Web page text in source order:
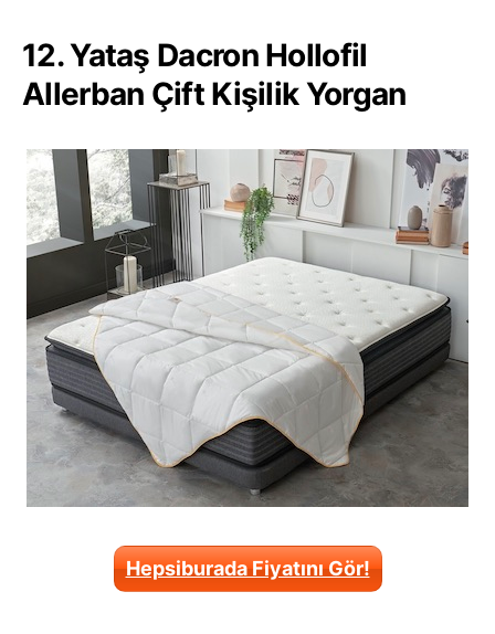
12. Yataş Dacron Hollofil
Allerban Çift Kişilik Yorgan
Hepsiburada Fiyatını Gör!